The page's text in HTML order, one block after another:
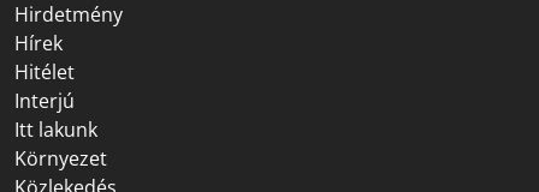
Hirdetmény
Hírek
Hitélet
Interjú
Itt lakunk
Környezet